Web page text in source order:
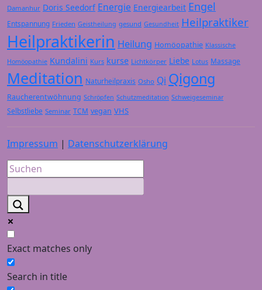
Damanhur Doris Seedorf Energie Energiearbeit Engel
Entspannung Frieden Geistheilung gesund Gesundheit Heilpraktiker
Heilpraktikerin Heilung Homöopathie Klassische
Homöopathie Kundalini Kurs kurse Lichtkörper Liebe Lotus Massage
Meditation Naturheilpraxis Osho Qi Qigong
Raucherentwöhnung Schröpfen Schutzmeditation Schweigeseminar
Selbstliebe Seminar TCM vegan VHS
Impressum | Datenschutzerklärung
Exact matches only
Search in title